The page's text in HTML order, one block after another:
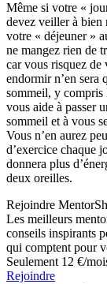
Même si votre «
devez veiller à bien
votre « déjeuner »
ne mangez rien de
car vous risquez de
endormir n’en sera
sommeil, y compris
vous aide à passer
sommeil et à vous
Vous n’en aurez
d’exercice chaque
donnera plus
deux oreilles.
Rejoindre
Les meilleurs
conseils inspirants
qui comptent pour
Seulement 12 €/
Rejoindre